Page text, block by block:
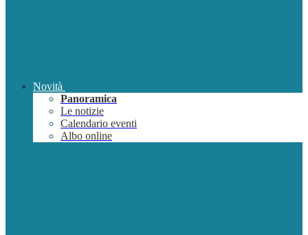
Novità
Panoramica
Le notizie
Calendario eventi
Albo online